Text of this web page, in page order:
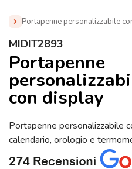
Portapenne personalizzabile
Home » Gadget Tematici
personalizzabile con logo con
MIDIT2893
Portapenne
con display
Portapenne personalizzabile
calendario, orologio e